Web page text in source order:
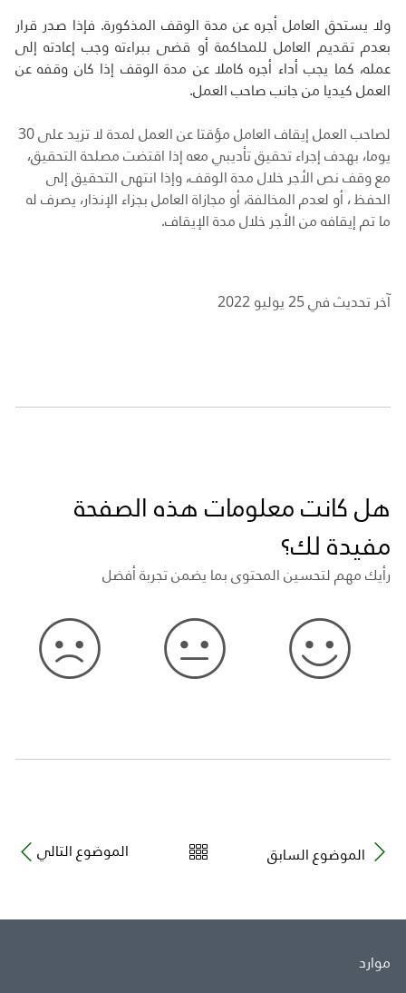
ولا يستحق العامل أجره عن مدة الوقف المذكورة. فإذا صدر قرار
بعدم تقديم العامل للمحاكمة أو قضى ببراءته وجب إعادته إلى
عمله، كما يجب أداء أجره كاملا عن مدة الوقف إذا كان وقفه عن
العمل كيديا من جانب صاحب العمل.
لصاحب العمل إيقاف العامل مؤقتا عن العمل لمدة لا تزيد على 30
يوما، بهدف إجراء تحقيق تأديبي معه إذا اقتضت مصلحة التحقيق،
مع وقف نص الأجر خلال مدة الوقف، وإذا انتهى التحقيق إلى
الحفظ ، أو لعدم المخالفة، أو مجازاة العامل بجزاء الإنذار، يصرف له
ما تم إيقافه من الأجر خلال مدة الإيقاف.
آخر تحديث في 25 يوليو 2022
هل كانت معلومات هذه الصفحة
مفيدة لك؟
رأيك مهم لتحسين المحتوى بما يضمن تجربة أفضل
الموضوع التالي الموضوع السابق
موارد